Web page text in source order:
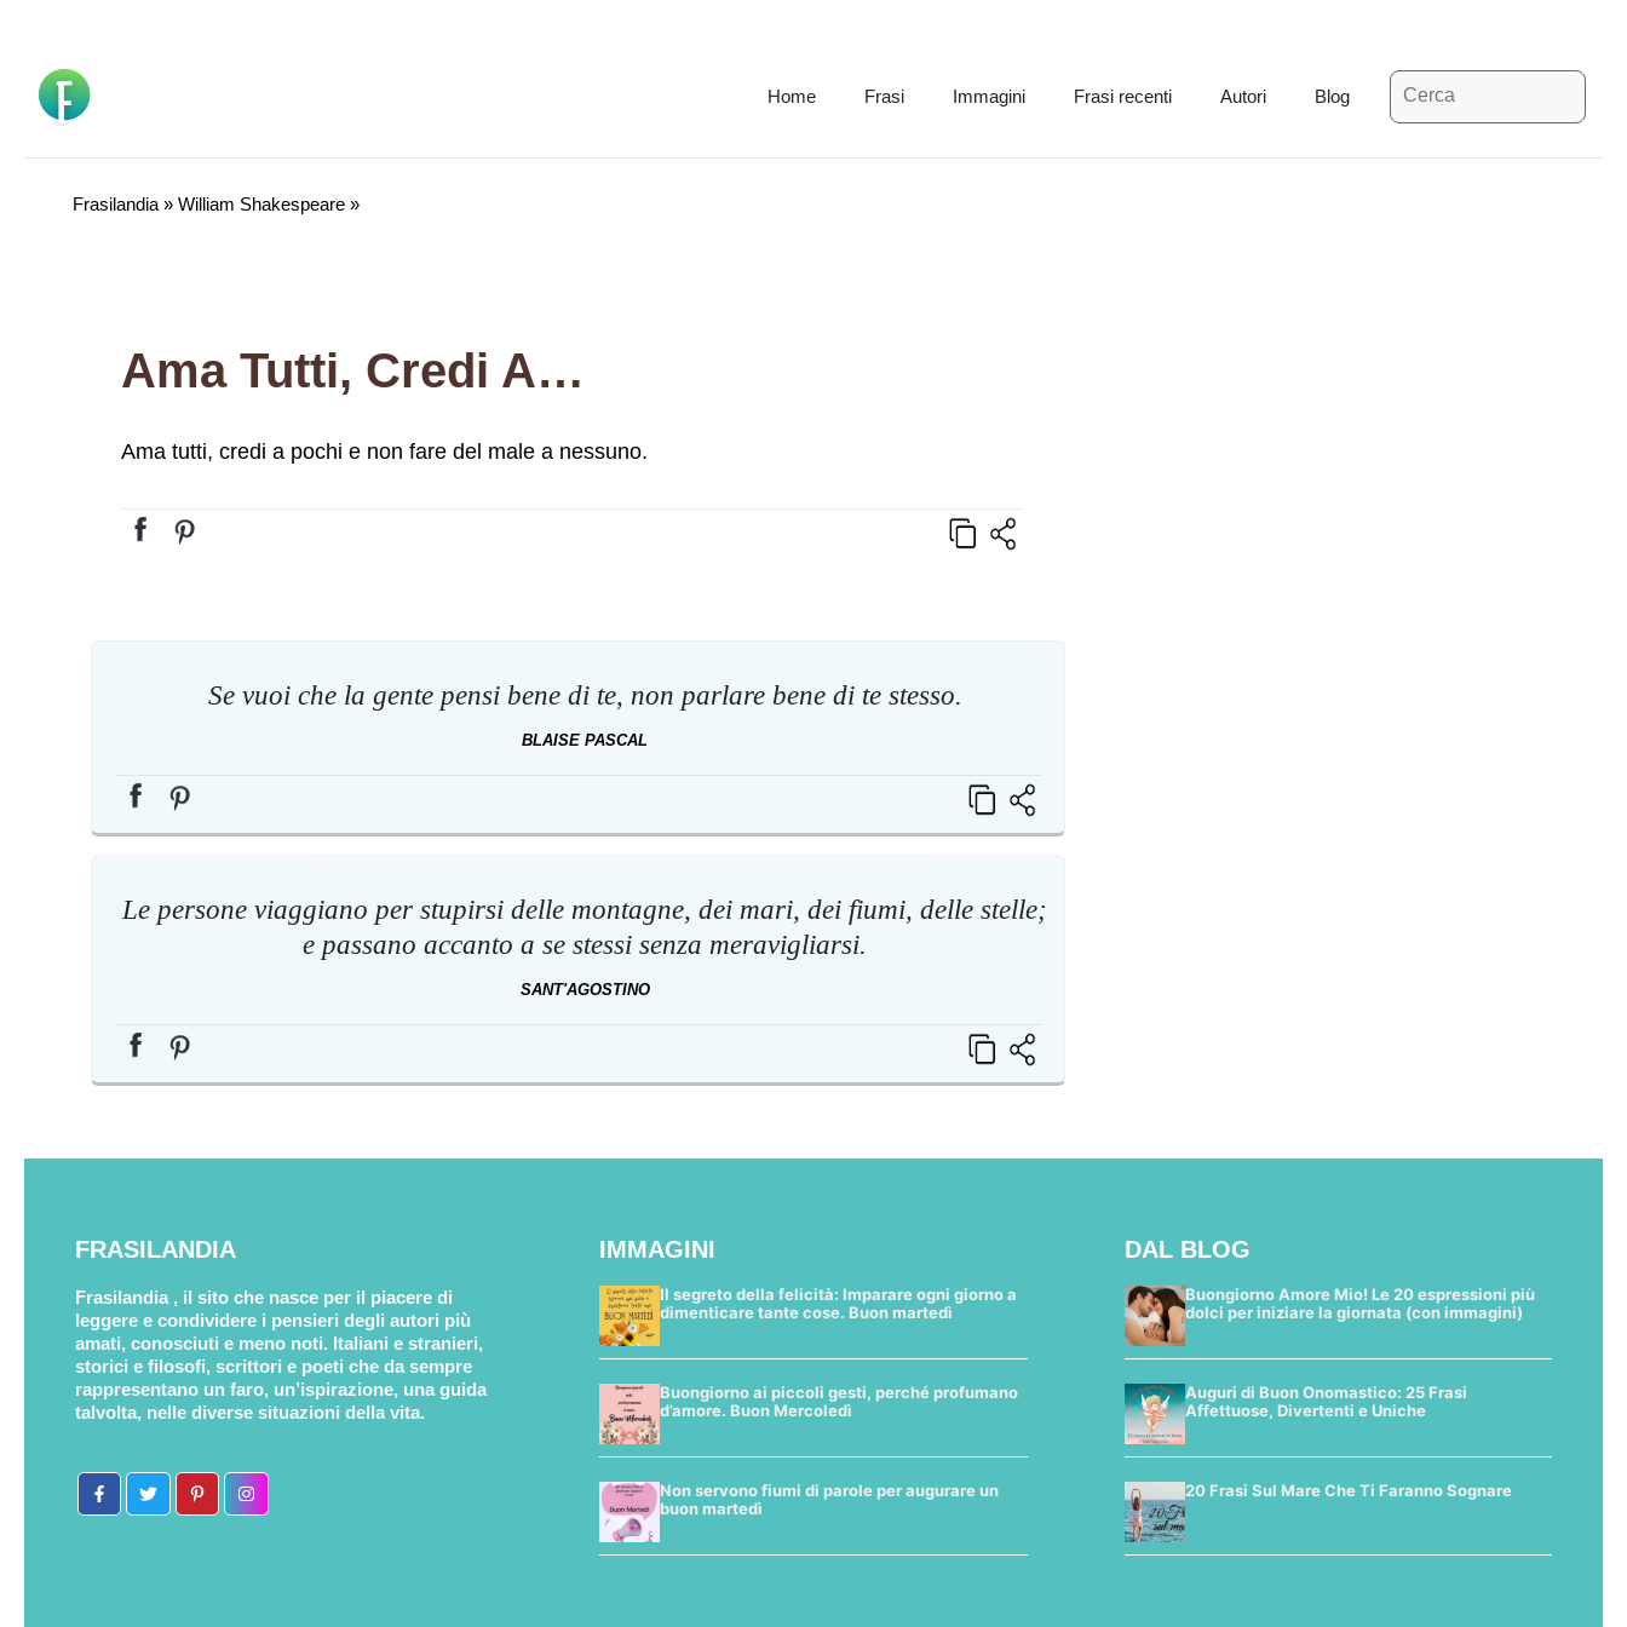
contenuto
Home Frasi Immagini Frasi recenti Autori Blog
Ricerca
per:
Frasilandia »William Shakespeare »
Ama Tutti, Credi A…
Ama tutti, credi a pochi e non fare del male a nessuno.
Se vuoi che la gente pensi bene di te, non parlare bene di te stesso.
BLAISE PASCAL
Le persone viaggiano per stupirsi delle montagne, dei mari, dei fiumi, delle stelle;
e passano accanto a se stessi senza meravigliarsi.
SANT'AGOSTINO
FRASILANDIA
Frasilandia , il sito che nasce per il piacere di
leggere e condividere i pensieri degli autori più
amati, conosciuti e meno noti. Italiani e stranieri,
storici e filosofi, scrittori e poeti che da sempre
rappresentano un faro, un’ispirazione, una guida
talvolta, nelle diverse situazioni della vita.
IMMAGINI
Il segreto della felicità: Imparare ogni giorno a
dimenticare tante cose. Buon martedì
Buongiorno ai piccoli gesti, perché profumano
d’amore. Buon Mercoledì
Non servono fiumi di parole per augurare un
buon martedì
DAL BLOG
Buongiorno Amore Mio! Le 20 espressioni più
dolci per iniziare la giornata (con immagini)
Auguri di Buon Onomastico: 25 Frasi
Affettuose, Divertenti e Uniche
20 Frasi Sul Mare Che Ti Faranno Sognare